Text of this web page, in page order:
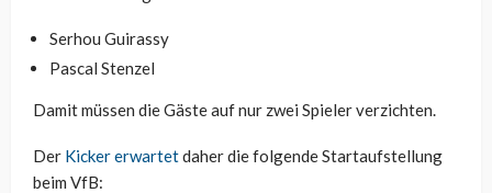
Serhou Guirassy
Pascal Stenzel
Damit müssen die Gäste auf nur zwei Spieler verzichten.
Der Kicker erwartetdaher die folgende Startaufstellung
beim VfB: